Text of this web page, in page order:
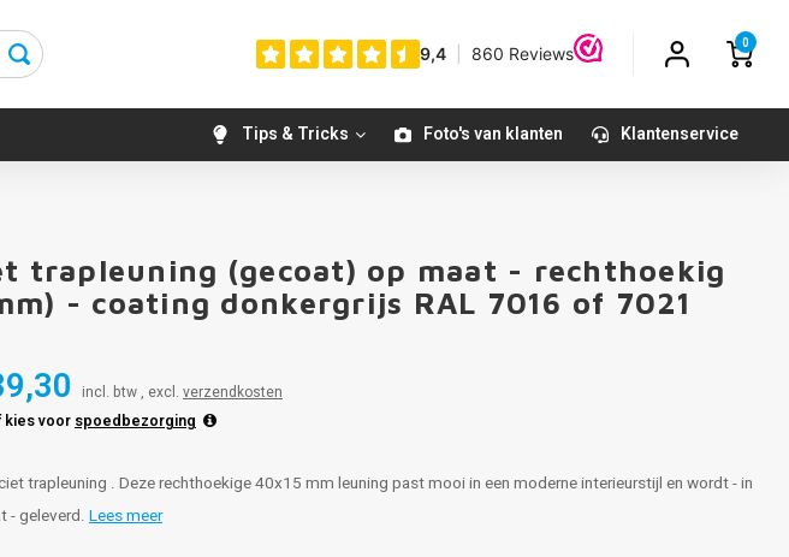
0
Tips & Tricks Foto's van klanten Klantenservice
trapleuning (gecoat) op maat - rechthoekig
- coating donkergrijs RAL 7016 of 7021
incl. btw , excl. verzendkosten
kies voor spoedbezorging
trapleuning . Deze rechthoekige 40x15 mm leuning past mooi in een moderne interieurstijl en wordt - in
- geleverd. Lees meer